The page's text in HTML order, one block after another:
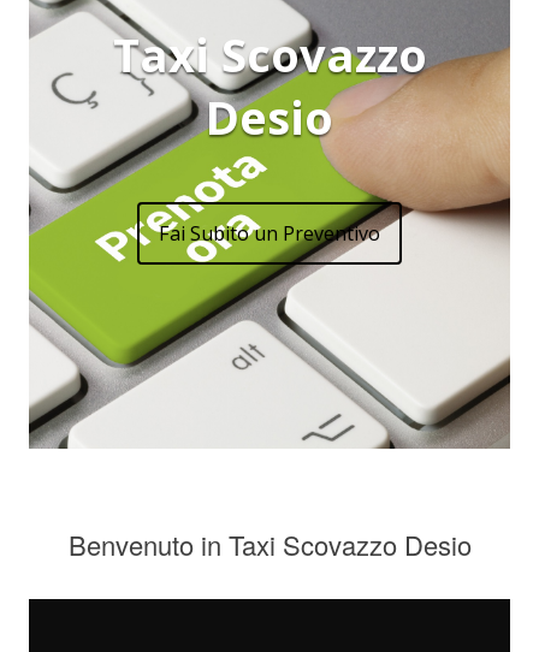
Taxi Scovazzo
Desio
Fai Subito un Preventivo
Benvenuto in Taxi Scovazzo Desio